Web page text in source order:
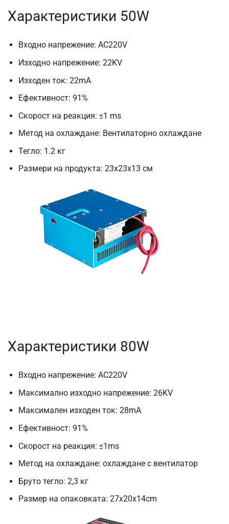
Характеристики 50W
Входно напрежение: AC220V
Изходно напрежение: 22KV
Изходен ток: 22mA
Ефективност: 91%
Скорост на реакция: ≤1 ms
Метод на охлаждане: Вентилаторно охлаждане
Тегло: 1.2 кг
Размери на продукта: 23x23x13 см
Характеристики 80W
Входно напрежение: AC220V
Максимално изходно напрежение: 26KV
Максимален изходен ток: 28mA
Ефективност: 91%
Скорост на реакция: ≤1ms
Метод на охлаждане: охлаждане с вентилатор
Бруто тегло: 2,3 кг
Размер на опаковката: 27x20x14cm